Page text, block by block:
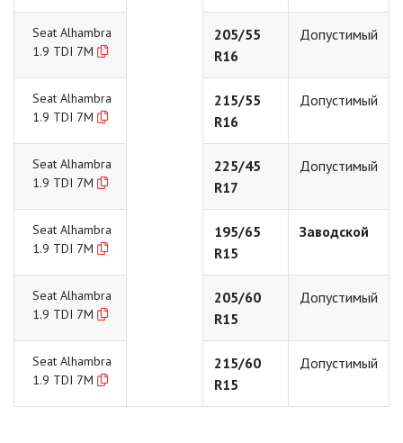
Seat Alhambra
1.9 TDI 7M
205/55
R16
Допустимый
Seat Alhambra
1.9 TDI 7M
215/55
R16
Допустимый
Seat Alhambra
1.9 TDI 7M
225/45
R17
Допустимый
Seat Alhambra
1.9 TDI 7M
195/65
R15
Заводской
Seat Alhambra
1.9 TDI 7M
205/60
R15
Допустимый
Seat Alhambra
1.9 TDI 7M
215/60
R15
Допустимый